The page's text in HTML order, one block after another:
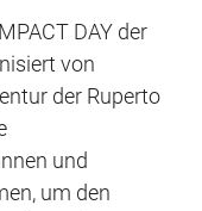
DAY der
von
der Ruperto
und
um den